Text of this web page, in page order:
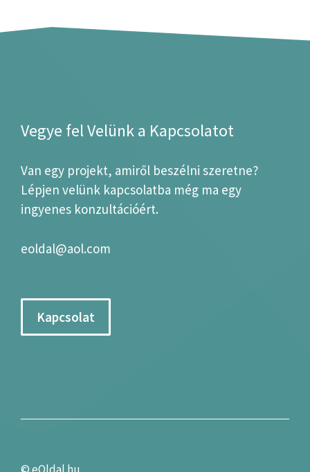
Vegye fel Velünk a Kapcsolatot
Van egy projekt, amiről beszélni szeretne?
Lépjen velünk kapcsolatba még ma egy
ingyenes konzultációért.
eoldal@aol.com
Kapcsolat